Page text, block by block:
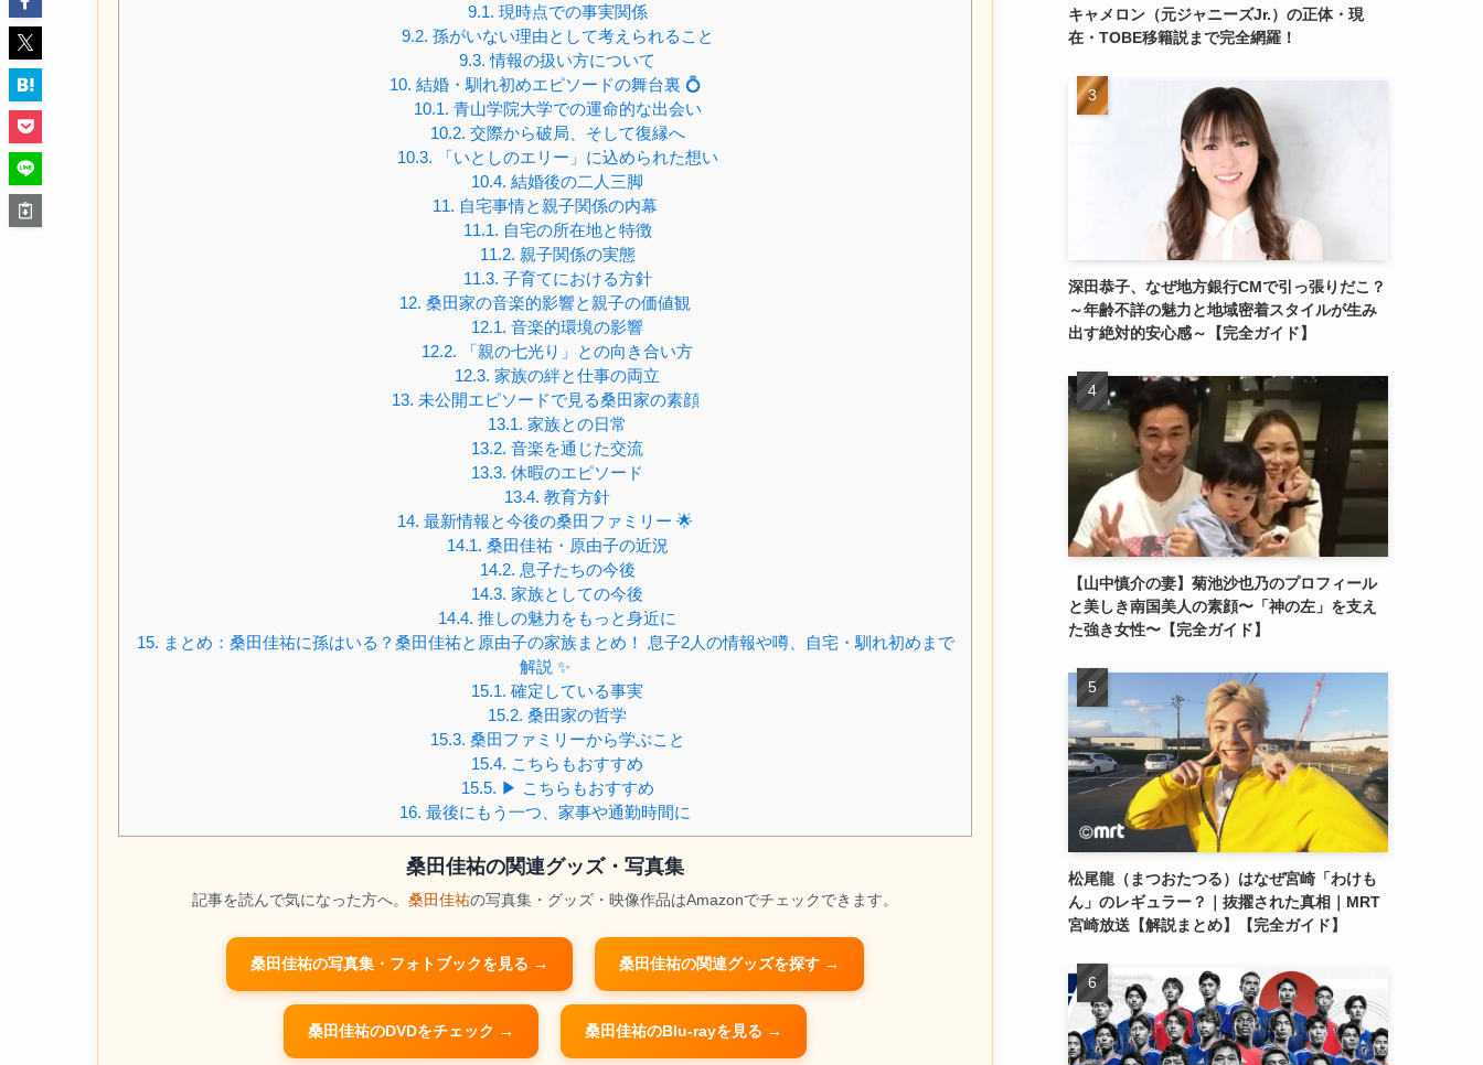
9.1. 現時点での事実関係
9.2. 孫がいない理由として考えられること
9.3. 情報の扱い方について
10. 結婚・馴れ初めエピソードの舞台裏 💍
10.1. 青山学院大学での運命的な出会い
10.2. 交際から破局、そして復縁へ
10.3. 「いとしのエリー」に込められた想い
10.4. 結婚後の二人三脚
11. 自宅事情と親子関係の内幕
11.1. 自宅の所在地と特徴
11.2. 親子関係の実態
11.3. 子育てにおける方針
12. 桑田家の音楽的影響と親子の価値観
12.1. 音楽的環境の影響
12.2. 「親の七光り」との向き合い方
12.3. 家族の絆と仕事の両立
13. 未公開エピソードで見る桑田家の素顔
13.1. 家族との日常
13.2. 音楽を通じた交流
13.3. 休暇のエピソード
13.4. 教育方針
14. 最新情報と今後の桑田ファミリー 🌟
14.1. 桑田佳祐・原由子の近況
14.2. 息子たちの今後
14.3. 家族としての今後
14.4. 推しの魅力をもっと身近に
15. まとめ：桑田佳祐に孫はいる？桑田佳祐と原由子の家族まとめ！ 息子2人の情報や噂、自宅・馴れ初めまで
解説 ✨
15.1. 確定している事実
15.2. 桑田家の哲学
15.3. 桑田ファミリーから学ぶこと
15.4. こちらもおすすめ
15.5. ▶ こちらもおすすめ
16. 最後にもう一つ、家事や通勤時間に
桑田佳祐の関連グッズ・写真集
記事を読んで気になった方へ。 桑田佳祐の写真集・グッズ・映像作品はAmazonでチェックできます。
桑田佳祐の写真集・フォトブックを見る → 桑田佳祐の関連グッズを探す →
桑田佳祐のDVDをチェック → 桑田佳祐のBlu-rayを見る →
キャメロン（元ジャニーズJr.）の正体・現
在・TOBE移籍説まで完全網羅！
深田恭子、なぜ地方銀行CMで引っ張りだこ？
～年齢不詳の魅力と地域密着スタイルが生み
出す絶対的安心感～【完全ガイド】
【山中慎介の妻】菊池沙也乃のプロフィール
と美しき南国美人の素顔〜「神の左」を支え
た強き女性〜【完全ガイド】
松尾龍（まつおたつる）はなぜ宮崎「わけも
ん」のレギュラー？｜抜擢された真相｜MRT
宮崎放送【解説まとめ】【完全ガイド】